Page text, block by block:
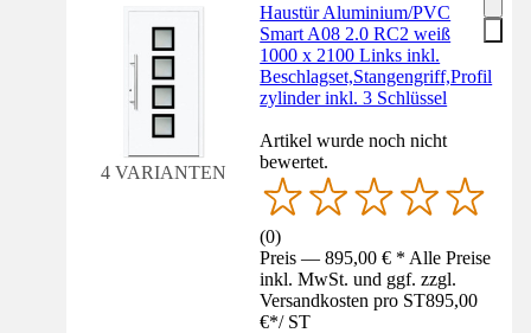
4 VARIANTEN
Haustür Aluminium/PVC
Smart A08 2.0 RC2 weiß
1000 x 2100 Links inkl.
Beschlagset,Stangengriff,Profil
zylinder inkl. 3 Schlüssel
Artikel wurde noch nicht
bewertet.
(0)
Preis — 895,00 € * Alle Preise
inkl. MwSt. und ggf. zzgl.
Versandkosten pro ST895,00
€*/ ST